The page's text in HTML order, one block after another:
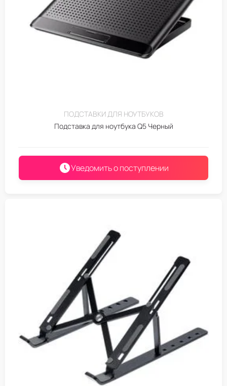
ПОДСТАВКИ ДЛЯ НОУТБУКОВ
Подставка для ноутбука Q5 Черный
Уведомить о поступлении